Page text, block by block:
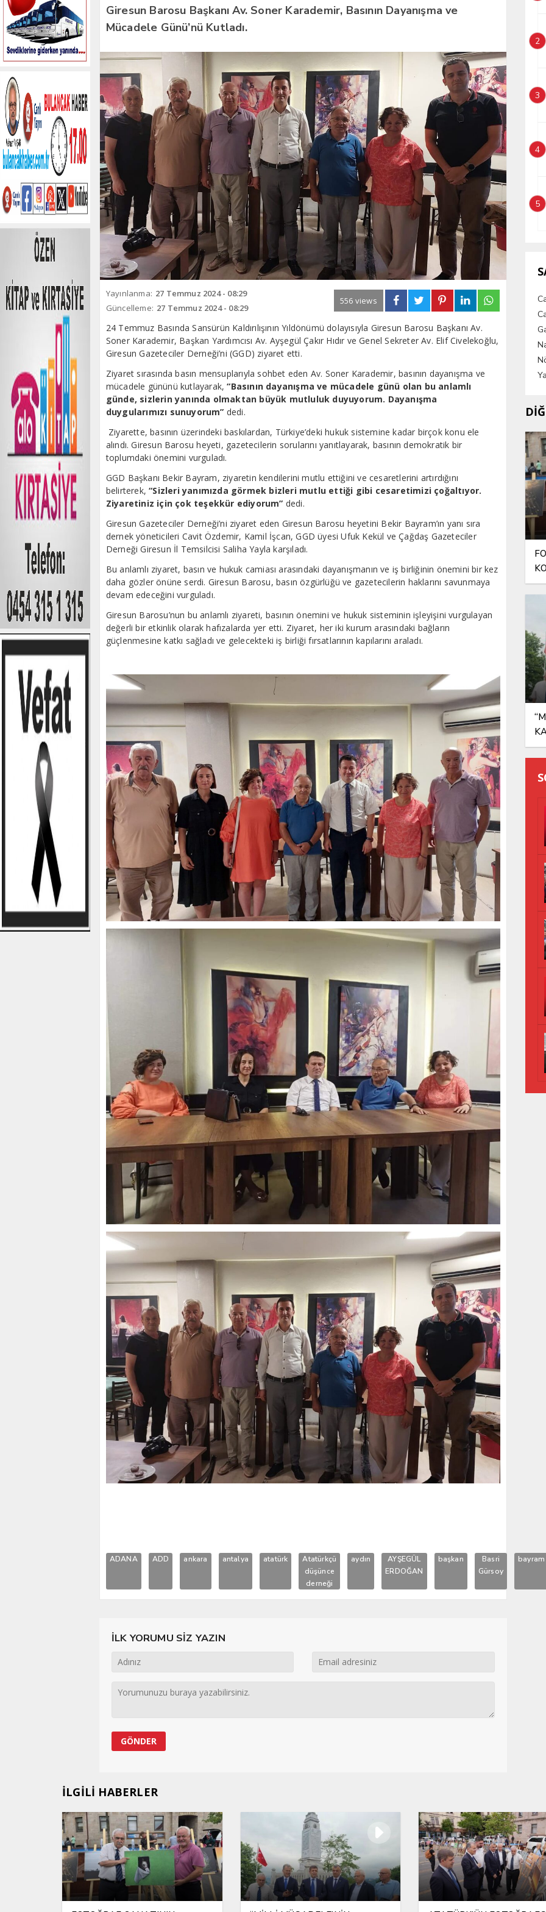
Giresun Barosu Başkanı Av. Soner Karademir, Basının Dayanışma ve
Mücadele Günü’nü Kutladı.
Yayınlanma: 27 Temmuz 2024 - 08:29
Güncelleme: 27 Temmuz 2024 - 08:29
556 views
24 Temmuz Basında Sansürün Kaldırılışının Yıldönümü dolayısıyla Giresun Barosu Başkanı Av.
Soner Karademir, Başkan Yardımcısı Av. Ayşegül Çakır Hıdır ve Genel Sekreter Av. Elif Civelekoğlu,
Giresun Gazeteciler Derneği’ni (GGD) ziyaret etti.
Ziyaret sırasında basın mensuplarıyla sohbet eden Av. Soner Karademir, basının dayanışma ve
mücadele gününü kutlayarak,“Basının dayanışma ve mücadele günü olan bu anlamlı
günde, sizlerin yanında olmaktan büyük mutluluk duyuyorum. Dayanışma
duygularımızı sunuyorum” dedi.
Ziyarette, basının üzerindeki baskılardan, Türkiye’deki hukuk sistemine kadar birçok konu ele
alındı. Giresun Barosu heyeti, gazetecilerin sorularını yanıtlayarak, basının demokratik bir
toplumdaki önemini vurguladı.
GGD Başkanı Bekir Bayram, ziyaretin kendilerini mutlu ettiğini ve cesaretlerini artırdığını
belirterek,“Sizleri yanımızda görmek bizleri mutlu ettiği gibi cesaretimizi çoğaltıyor.
Ziyaretiniz için çok teşekkür ediyorum” dedi.
Giresun Gazeteciler Derneği’ni ziyaret eden Giresun Barosu heyetini Bekir Bayram’ın yanı sıra
dernek yöneticileri Cavit Özdemir, Kamil İşcan, GGD üyesi Ufuk Kekül ve Çağdaş Gazeteciler
Derneği Giresun İl Temsilcisi Saliha Yayla karşıladı.
Bu anlamlı ziyaret, basın ve hukuk camiası arasındaki dayanışmanın ve iş birliğinin önemini bir kez
daha gözler önüne serdi. Giresun Barosu, basın özgürlüğü ve gazetecilerin haklarını savunmaya
devam edeceğini vurguladı.
Giresun Barosu’nun bu anlamlı ziyareti, basının önemini ve hukuk sisteminin işleyişini vurgulayan
değerli bir etkinlik olarak hafızalarda yer etti. Ziyaret, her iki kurum arasındaki bağların
güçlenmesine katkı sağladı ve gelecekteki iş birliği fırsatlarının kapılarını araladı.
ADANA ADD ankara antalya atatürk
Atatürkçü
düşünce
derneği
aydın
AYŞEGÜL
ERDOĞAN
başkan
Basri
Gürsoy
bayram
İLK YORUMU SİZ YAZIN
2
3
4
5
İLGİLİ HABERLER